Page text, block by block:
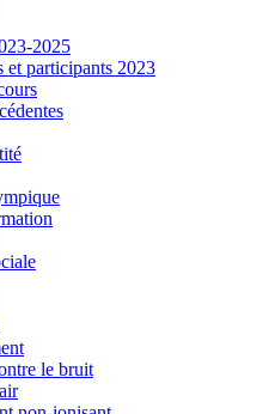
2025
et participants 2023
le bruit